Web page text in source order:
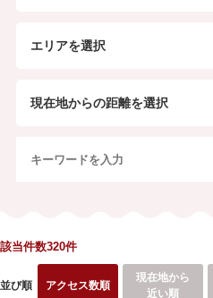
エリアを選択
現在地からの距離を選択
該当件数320件
並び順 アクセス数順
現在地から
近い順